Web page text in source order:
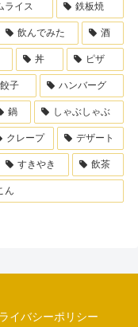
ライス 鉄板焼
飲んでみた 酒
丼 ピザ
餃子 ハンバーグ
鍋 しゃぶしゃぶ
クレープ デザート
すきやき 飲茶
ん
イバシーポリシー